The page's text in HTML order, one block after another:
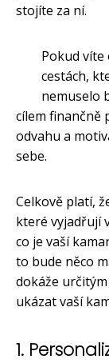
stojíte za ní.
Pokud
cestách,
nemuselo
cílem finančně
odvahu a
sebe.
Celkově platí,
které vyjadřují
co je vaší
to bude něco
dokáže
ukázat vaší
1.